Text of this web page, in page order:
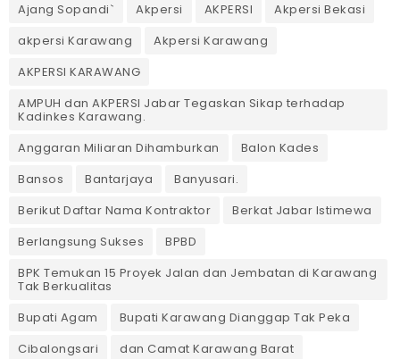
Ajang Sopandi`
Akpersi AKPERSI
Akpersi Bekasi
akpersi Karawang
Akpersi Karawang
AKPERSI KARAWANG
AMPUH dan AKPERSI Jabar Tegaskan Sikap terhadap
Kadinkes Karawang.
Anggaran Miliaran Dihamburkan
Balon Kades
Bansos
Bantarjaya
Banyusari.
Berikut Daftar Nama Kontraktor
Berkat Jabar Istimewa
Berlangsung Sukses
BPBD
BPK Temukan 15 Proyek Jalan dan Jembatan di Karawang
Tak Berkualitas
Bupati Agam
Bupati Karawang Dianggap Tak Peka
Cibalongsari
dan Camat Karawang Barat